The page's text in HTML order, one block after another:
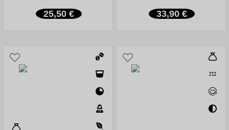
25,50 € 33,90 €